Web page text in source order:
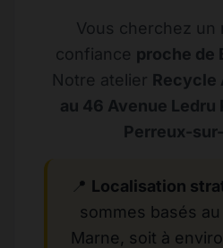
Vous cherchez un
confiance proche de
Notre atelier Recycle
au 46 Avenue Ledru
Perreux-
📍 Localisation
sommes basés
Marne, soit à